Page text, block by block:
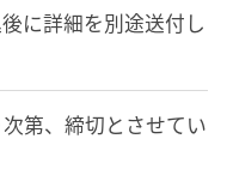
詳細を別途送付し
第、締切とさせてい